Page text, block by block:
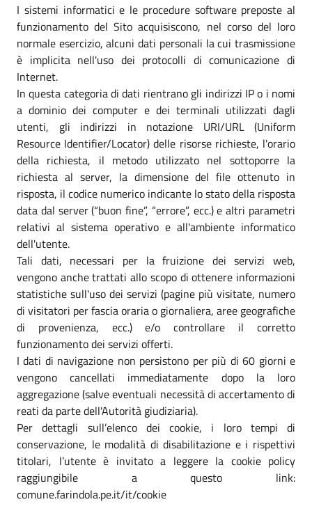
I sistemi informatici e le procedure software preposte al
funzionamento del Sito acquisiscono, nel corso del loro
normale esercizio, alcuni dati personali la cui trasmissione
è implicita nell'uso dei protocolli di comunicazione di
Internet.
In questa categoria di dati rientrano gli indirizzi IP o i nomi
a dominio dei computer e dei terminali utilizzati dagli
utenti, gli indirizzi in notazione URI/URL (Uniform
Resource Identifier/Locator) delle risorse richieste, l'orario
della richiesta, il metodo utilizzato nel sottoporre la
richiesta al server, la dimensione del file ottenuto in
risposta, il codice numerico indicante lo stato della risposta
data dal server (“buon fine”, “errore”, ecc.) e altri parametri
relativi al sistema operativo e all'ambiente informatico
dell'utente.
Tali dati, necessari per la fruizione dei servizi web,
vengono anche trattati allo scopo di ottenere informazioni
statistiche sull'uso dei servizi (pagine più visitate, numero
di visitatori per fascia oraria o giornaliera, aree geografiche
di provenienza, ecc.) e/o controllare il corretto
funzionamento dei servizi offerti.
I dati di navigazione non persistono per più di 60 giorni e
vengono cancellati immediatamente dopo la loro
aggregazione (salve eventuali necessità di accertamento di
reati da parte dell'Autorità giudiziaria).
Per dettagli sull’elenco dei cookie, i loro tempi di
conservazione, le modalità di disabilitazione e i rispettivi
titolari, l’utente è invitato a leggere la cookie policy
raggiungibile a questo link:
comune.farindola.pe.it/it/cookie